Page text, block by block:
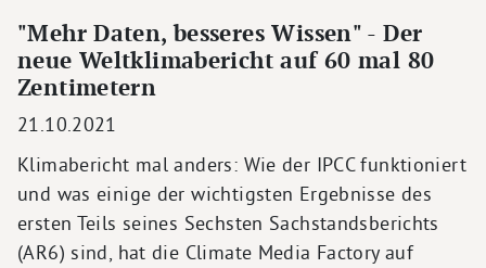
"Mehr Daten, besseres Wissen" - Der
neue Weltklimabericht auf 60 mal 80
Zentimetern
21.10.2021
Klimabericht mal anders: Wie der IPCC funktioniert
und was einige der wichtigsten Ergebnisse des
ersten Teils seines Sechsten Sachstandsberichts
(AR6) sind, hat die Climate Media Factory auf